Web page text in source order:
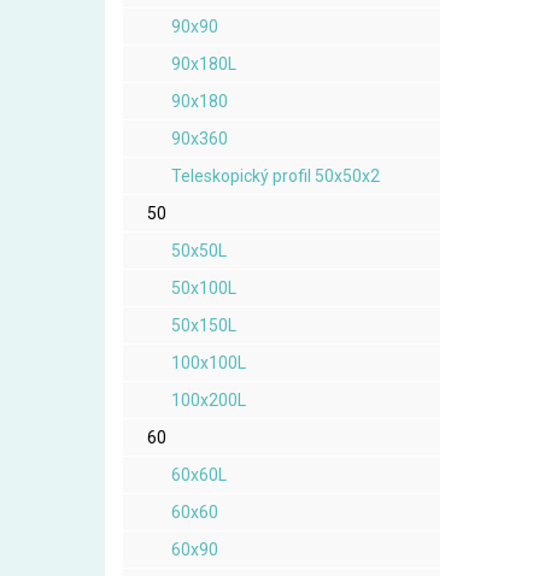
90x90
90x180L
90x180
90x360
Teleskopický profil 50x50x2
50
50x50L
50x100L
50x150L
100x100L
100x200L
60
60x60L
60x60
60x90